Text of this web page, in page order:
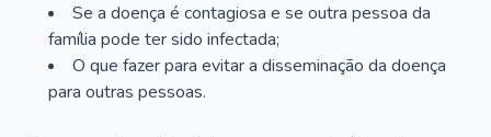
Se a doença é contagiosa e se outra pessoa da
família pode ter sido infectada;
O que fazer para evitar a disseminação da doença
para outras pessoas.